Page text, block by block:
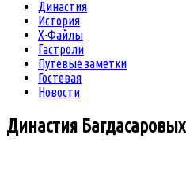
Династия
История
Х-Файлы
Гастроли
Путевые заметки
Гостевая
Новости
Династия Багдасаровых